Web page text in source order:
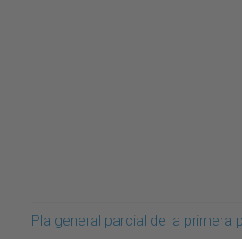
Pla general parcial de la primera